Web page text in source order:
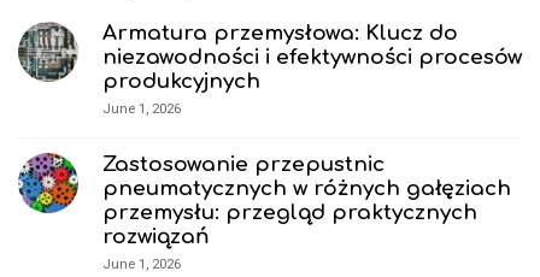
Armatura przemysłowa: Klucz do
niezawodności i efektywności procesów
produkcyjnych
June 1, 2026
Zastosowanie przepustnic
pneumatycznych w różnych gałęziach
przemysłu: przegląd praktycznych
rozwiązań
June 1, 2026